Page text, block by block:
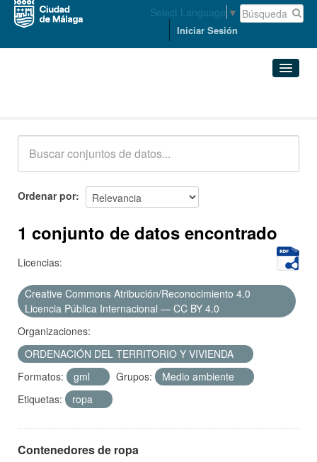
Select Language ▼
Iniciar Sesión
Acerca de
Ordenar por
1 conjunto de datos encontrado
Licencias:
Creative Commons Atribución/Reconocimiento 4.0
Licencia Pública Internacional — CC BY 4.0
Organizaciones:
ORDENACIÓN DEL TERRITORIO Y VIVIENDA
Formatos:
gml Grupos:
Medio ambiente
Etiquetas:
ropa
Contenedores de ropa